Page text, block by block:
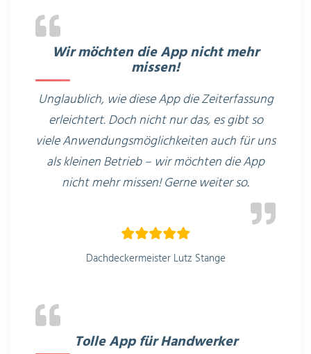
Wir möchten die App nicht mehr
missen!
Unglaublich, wie diese App die Zeiterfassung
erleichtert. Doch nicht nur das, es gibt so
viele Anwendungsmöglichkeiten auch für uns
als kleinen Betrieb – wir möchten die App
nicht mehr missen! Gerne weiter so.
Dachdeckermeister Lutz Stange
Tolle App für Handwerker